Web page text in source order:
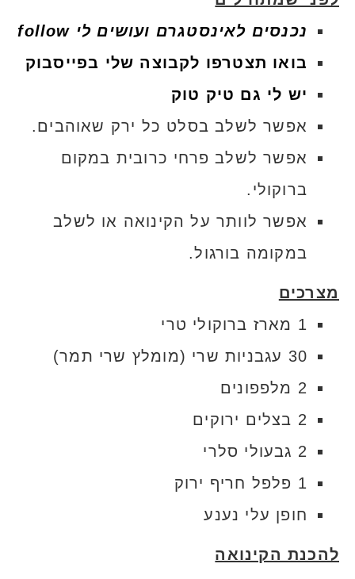
נכנסים לאינסטגרם ועושים לי follow
בואו תצטרפו לקבוצה שלי בפייסבוק
יש לי גם טיק טוק
אפשר לשלב בסלט כל ירק שאוהבים.
אפשר לשלב פרחי כרובית במקום
ברוקולי.
אפשר לוותר על הקינואה או לשלב
במקומה בורגול.
מצרכים
1 מארז ברוקולי טרי
30 עגבניות שרי (מומלץ שרי תמר)
2 מלפפונים
2 בצלים ירוקים
2 גבעולי סלרי
1 פלפל חריף ירוק
חופן עלי נענע
להכנת הקינואה